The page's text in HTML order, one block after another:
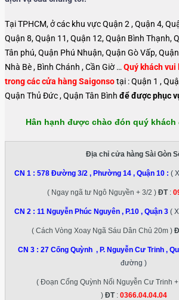
Tại TPHCM, ở các khu vực Quận 2 , Quận 4,
Quận 8, Quận 11, Quận 12, Quận Bình Thạnh,
Tân phú, Quận Phú Nhuận, Quận Gò Vấp,
Nhà Bè , Bình Chánh , Cần Giờ … Quý khách vui
trong các cửa hàng Saigonsotại : Quận 1 ,
Quận Thủ Đức , Quận Tân Bình để được phục
Hân hạnh được chào đón quý khách
Địa chỉ cửa hàng Sài Gòn
CN 1 : 578 Đường 3/2 , Phường 14 , Quận 10: (
( Ngay ngã tư Ngô Nguyền + 3/2 ) ĐT:
CN 2 : 11 Nguyễn Phúc Nguyên , P.10 , Quận 3 (
( Cách Vòng Xoay Ngã Sáu Dân Chủ 20m )
CN 3 : 27 Cống Quỳnh , P. Nguyễn Cư Trinh ,
đường )
( Đoạn Cống Quỳnh Nối Nguyễn Cư Trinh
) ĐT: 0366.04.04.04